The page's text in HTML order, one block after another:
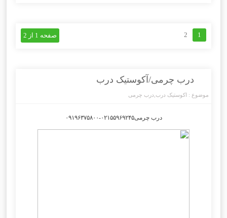
درب چرمی/آکوستیک درب
موضوع : اکوستیک درب درب چرمی
درب چرمی۰۲۱۵۵۹۶۹۲۴۵-۰۹۱۹۶۳۷۵۸۰۰
صفحه 1 از 2 1
2